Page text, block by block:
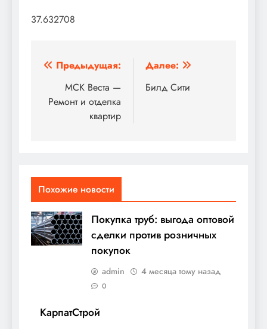
37.632708
Навигация
записям
Предыдущая:
МСК Веста —
Ремонт и отделка
квартир
Далее:
Билд Сити
Похожие новости
Покупка труб: выгода оптовой
сделки против розничных
покупок
admin 4 месяца тому назад
0
КарпатСтрой